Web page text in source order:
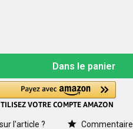
Dans le panier
l'article ? Commentaire